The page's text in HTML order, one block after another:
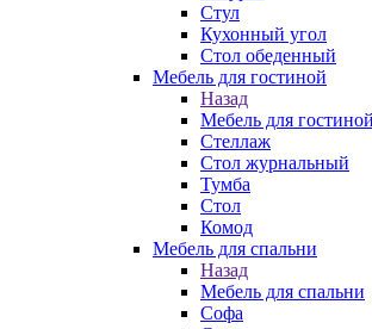
Стул
Кухонный угол
Стол обеденный
Мебель для гостиной
Назад
Мебель для гостиной
Стеллаж
Стол журнальный
Тумба
Стол
Комод
Мебель для спальни
Назад
Мебель для спальни
Софа